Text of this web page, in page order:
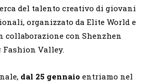
del talento creativo di giovani
organizzato da Elite World e
collaborazione con Shenzhen
Fashion Valley.
dal 25 gennaio entriamo nel